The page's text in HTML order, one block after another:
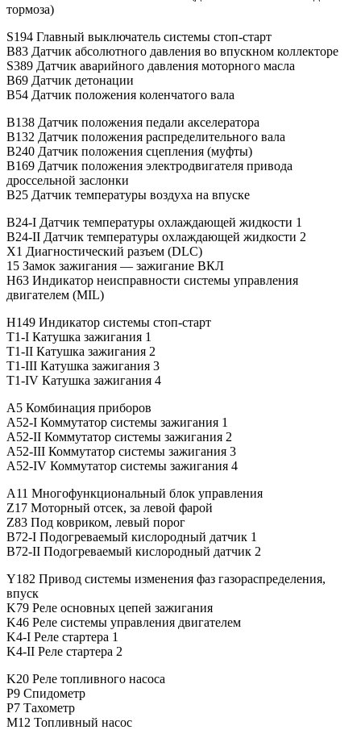
тормоза)
S194 Главный выключатель системы стоп-старт
B83 Датчик абсолютного давления во впускном коллекторе
S389 Датчик аварийного давления моторного масла
B69 Датчик детонации
B54 Датчик положения коленчатого вала
B138 Датчик положения педали акселератора
B132 Датчик положения распределительного вала
B240 Датчик положения сцепления (муфты)
B169 Датчик положения электродвигателя привода
дроссельной заслонки
B25 Датчик температуры воздуха на впуске
B24-I Датчик температуры охлаждающей жидкости 1
B24-II Датчик температуры охлаждающей жидкости 2
X1 Диагностический разъем (DLC)
15 Замок зажигания — зажигание ВКЛ
H63 Индикатор неисправности системы управления
двигателем (MIL)
H149 Индикатор системы стоп-старт
T1-I Катушка зажигания 1
T1-II Катушка зажигания 2
T1-III Катушка зажигания 3
T1-IV Катушка зажигания 4
A5 Комбинация приборов
A52-I Коммутатор системы зажигания 1
A52-II Коммутатор системы зажигания 2
A52-III Коммутатор системы зажигания 3
A52-IV Коммутатор системы зажигания 4
A11 Многофункциональный блок управления
Z17 Моторный отсек, за левой фарой
Z83 Под ковриком, левый порог
B72-I Подогреваемый кислородный датчик 1
B72-II Подогреваемый кислородный датчик 2
Y182 Привод системы изменения фаз газораспределения,
впуск
K79 Реле основных цепей зажигания
K46 Реле системы управления двигателем
K4-I Реле стартера 1
K4-II Реле стартера 2
K20 Реле топливного насоса
P9 Спидометр
P7 Тахометр
M12 Топливный насос